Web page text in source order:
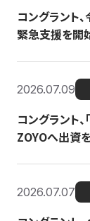
コングラント
緊急支援を開
2026.07.09
コングラント
ZOYOへ出資
2026.07.07